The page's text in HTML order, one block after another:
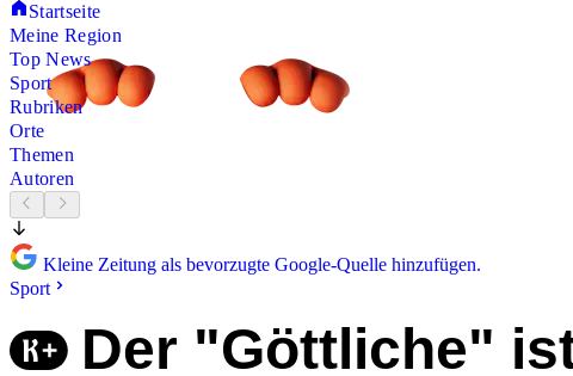
Startseite
Meine Region
Top News
Sport
Rubriken
Orte
Themen
Autoren
Kleine Zeitung als bevorzugte Google-Quelle hinzufügen.
Sport
Der "Göttliche"